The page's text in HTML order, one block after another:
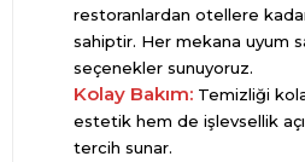
restoranlardan otellere
sahiptir. Her mekana uyum
seçenekler sunuyoruz.
Kolay Bakım: Temizliği
estetik hem de işlevsellik
tercih sunar.